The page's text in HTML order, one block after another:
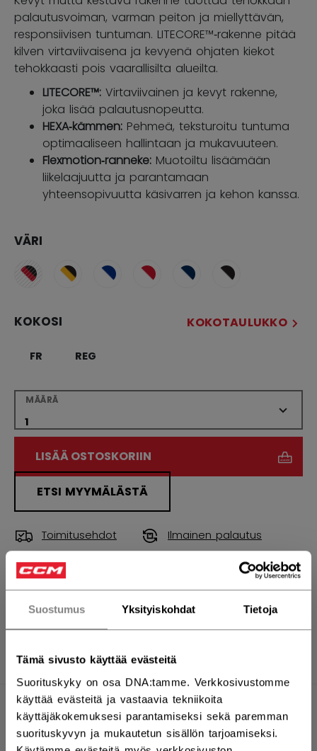
Suostumus Yksityiskohdat Tietoja
Tämä sivusto käyttää evästeitä
Suorituskyky on osa DNA:tamme. Verkkosivustomme
käyttää evästeitä ja vastaavia tekniikoita
käyttäjäkokemuksesi parantamiseksi sekä paremman
suorituskyvyn ja mukautetun sisällön tarjoamiseksi.
palautusvoiman, varman peiton ja miellyttävän,
responsiivisen tuntuman. LITECORE™‑rakenne pitää
kilven virtaviivaisena ja kevyenä ohjaten kiekot
tehokkaasti pois vaarallisilta alueilta.
LITECORE™: Virtaviivainen ja kevyt rakenne,
joka lisää palautusnopeutta.
HEXA‑kämmen: Pehmeä, teksturoitu tuntuma
optimaaliseen hallintaan ja mukavuuteen.
Flexmotion‑ranneke: Muotoiltu lisäämään
liikelaajuutta ja parantamaan
yhteensopivuutta käsivarren ja kehon kanssa.
VÄRI
KOKOSI KOKOTAULUKKO
FR REG
MÄÄRÄ
LISÄÄ OSTOSKORIIN
ETSI MYYMÄLÄSTÄ
Toimitusehdot Ilmainen palautus
AVAA
TUOTEKUVAT KUVAUS